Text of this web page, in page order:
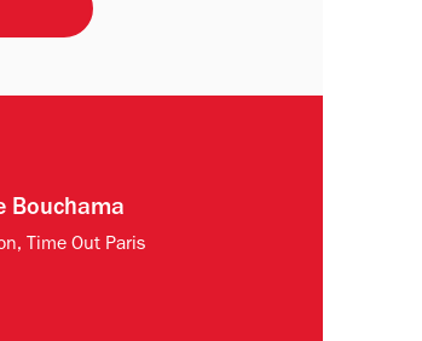
Bouchama
Time Out Paris